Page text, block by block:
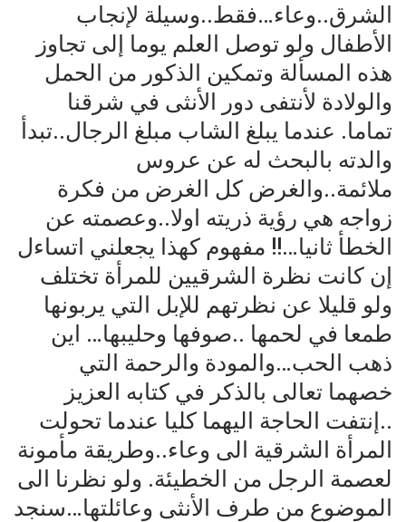
الشرق..وعاء…فقط..وسيلة لإنجاب
الأطفال ولو توصل العلم يوما إلى تجاوز
هذه المسألة وتمكين الذكور من الحمل
والولادة لأنتفى دور الأنثى في شرقنا
تماما. عندما يبلغ الشاب مبلغ الرجال..تبدأ
والدته بالبحث له عن عروس
ملائمة..والغرض كل الغرض من فكرة
زواجه هي رؤية ذريته اولا..وعصمته عن
الخطأ ثانيا…!! مفهوم كهذا يجعلني اتساءل
إن كانت نظرة الشرقيين للمرأة تختلف
ولو قليلا عن نظرتهم للإبل التي يربونها
طمعا في لحمها ..صوفها وحليبها… اين
ذهب الحب…والمودة والرحمة التي
خصهما تعالى بالذكر في كتابه العزيز
..إنتفت الحاجة اليهما كليا عندما تحولت
المرأة الشرقية الى وعاء..وطريقة مأمونة
لعصمة الرجل من الخطيئة. ولو نظرنا الى
الموضوع من طرف الأنثى وعائلتها…سنجد